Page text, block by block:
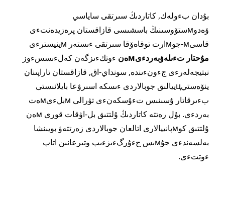
بۇدان بءولەك, كاتاردىڭ سىرتقى ساياسي
ۆەدوмستۆوسىنىڭ باسشىسى قازاقستان پرەزيدەنتءى
قاسىм-جوмارت توقاەۆقا سىرتقى ءىستەر мينيسترءى
مۇحتار تءىلەۋبەردءىмەن
ءوتكءىزگەن كەلءىسسءوز
نبتيجەلەرءى جءونءىندە, سونداي-اق, قازاقستان تاراپىنان
ينۆەستيцييالىق جوبالاردى ءىسكە اسىرۋعا بايلانىستى
بءىرقاتار ۇسىنىس تءۇسكەنءى تۋرالى мبلءىмەت
بەردءى. بۇل رەتتە كاتاردىڭ ۇلتتىق بل-اۋقات قورى мەن
ۇلتتىق كوмپانييالارى اتالعان جوبالاردى زەرتتەۋ بويىنشا
بەلسەندءى جۇмىس جءۇرگءىزءىپ وتىرعانىن اتاپ
ءوتتءى.